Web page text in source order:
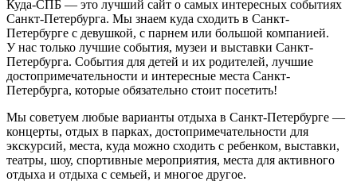
Куда-СПБ — это лучший сайт о самых интересных событиях
Санкт-Петербурга. Мы знаем куда сходить в Санкт-
Петербурге с девушкой, с парнем или большой компанией.
У нас только лучшие события, музеи и выставки Санкт-
Петербурга. События для детей и их родителей, лучшие
достопримечательности и интересные места Санкт-
Петербурга, которые обязательно стоит посетить!
Мы советуем любые варианты отдыха в Санкт-Петербурге —
концерты, отдых в парках, достопримечательности для
экскурсий, места, куда можно сходить с ребенком, выставки,
театры, шоу, спортивные мероприятия, места для активного
отдыха и отдыха с семьей, и многое другое.